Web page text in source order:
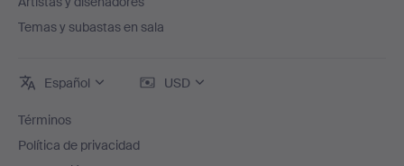
Temas y subastas en sala
Español USD
Términos
Política de privacidad